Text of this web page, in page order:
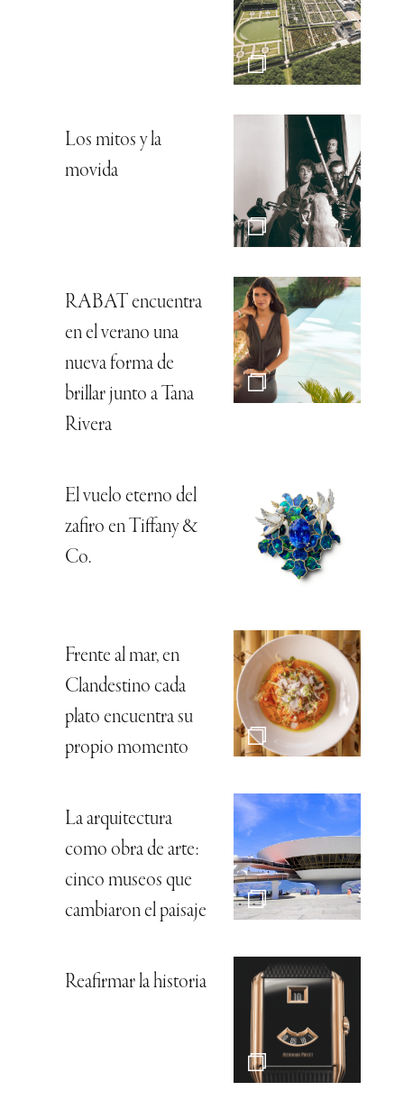
Los mitos y la
movida
RABAT encuentra
en el verano una
nueva forma de
brillar junto a Tana
Rivera
El vuelo eterno del
zafiro en Tiffany &
Co.
Frente al mar, en
Clandestino cada
plato encuentra su
propio momento
La arquitectura
como obra de arte:
cinco museos que
cambiaron el paisaje
Reafirmar la historia